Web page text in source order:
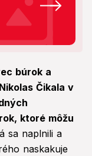
búrok a
Čikala v
ktoré môžu
sa naplnili a
naskakuje